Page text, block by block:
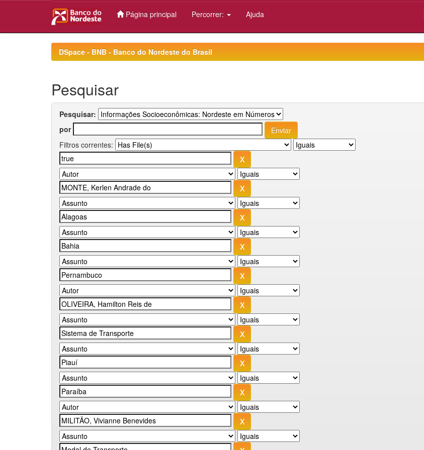
Página principal Percorrer: Ajuda
DSpace - BNB - Banco do Nordeste do Brasil
Pesquisar
Pesquisar:
por
Filtros correntes: